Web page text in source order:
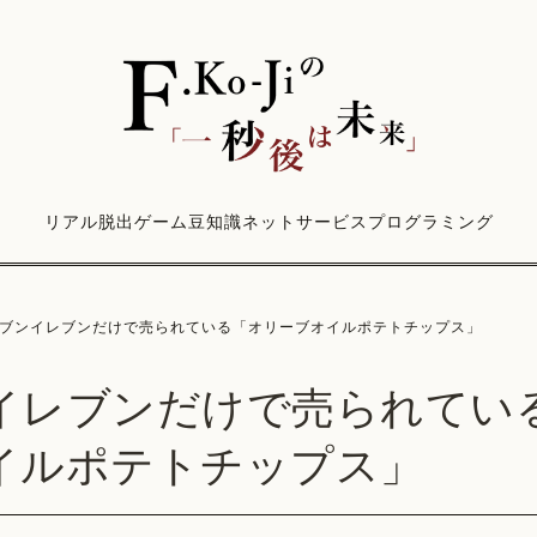
リアル脱出ゲーム豆知識ネットサービス プログラミング
ンイレブンだけで売られている「オリーブオイルポテトチップス」
レブンだけで売られてい
ポテトチップス」